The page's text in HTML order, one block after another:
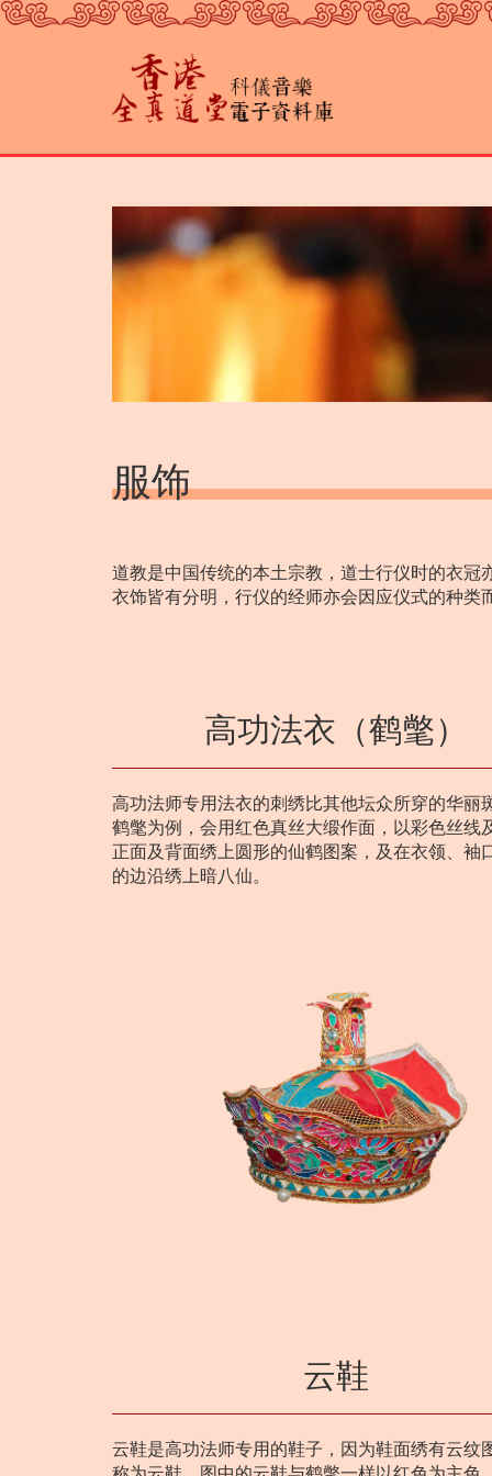
跳
容
服饰
道教是中国传统的本土宗教，道士行仪时的衣
衣饰皆有分明，行仪的经师亦会因应仪式的种类
高功法衣（鹤氅）
高功法师专用法衣的刺绣比其他坛众所穿的华丽
鹤氅为例，会用红色真丝大缎作面，以彩色丝线
正面及背面绣上圆形的仙鹤图案，及在衣领、袖
的边沿绣上暗八仙。
云鞋
云鞋是高功法师专用的鞋子，因为鞋面绣有云纹